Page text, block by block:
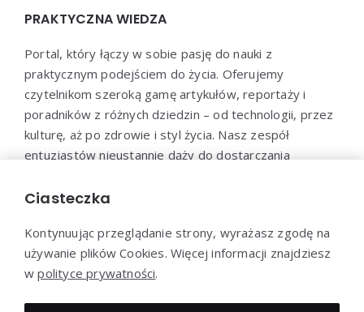
PRAKTYCZNA WIEDZA
Portal, który łączy w sobie pasję do nauki z
praktycznym podejściem do życia. Oferujemy
czytelnikom szeroką gamę artykułów, reportaży i
poradników z różnych dziedzin – od technologii, przez
kulturę, aż po zdrowie i styl życia. Nasz zespół
entuzjastów nieustannie dąży do dostarczania
poszerzyć horyzonty i efektywnie wykorzystać
Ciasteczka
Kontynuując przeglądanie strony, wyrażasz zgodę na
używanie plików Cookies. Więcej informacji znajdziesz
wpolityce prywatności.